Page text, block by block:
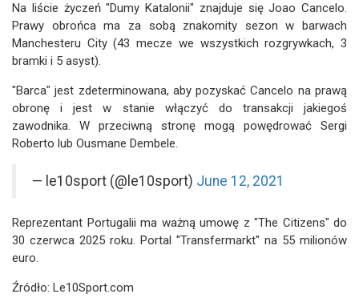
Na liście życzeń "Dumy Katalonii" znajduje się Joao Cancelo.
Prawy obrońca ma za sobą znakomity sezon w barwach
Manchesteru City (43 mecze we wszystkich rozgrywkach, 3
bramki i 5 asyst).
"Barca" jest zdeterminowana, aby pozyskać Cancelo na prawą
obronę i jest w stanie włączyć do transakcji jakiegoś
zawodnika. W przeciwną stronę mogą powędrować Sergi
Roberto lub Ousmane Dembele.
— le10sport (@le10sport) June 12, 2021
Reprezentant Portugalii ma ważną umowę z "The Citizens" do
30 czerwca 2025 roku. Portal "Transfermarkt" na 55 milionów
euro.
Źródło: Le10Sport.com